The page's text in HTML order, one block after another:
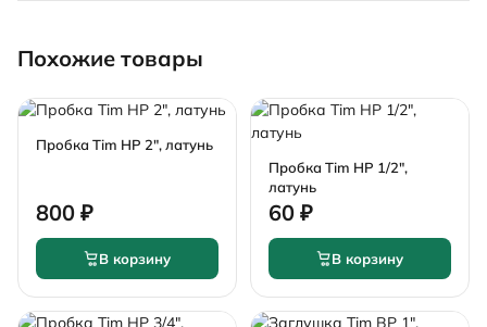
Похожие товары
Пробка Tim НР 2", латунь
800 ₽
В корзину
Пробка Tim НР 1/2",
латунь
60 ₽
В корзину